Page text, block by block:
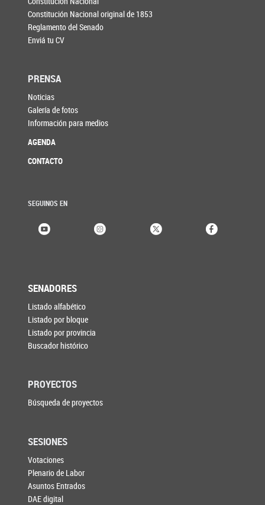
Constitución Nacional original de 1853
Reglamento del Senado
Enviá tu CV
PRENSA
Noticias
Galería de fotos
Información para medios
AGENDA
CONTACTO
SEGUINOS EN
SENADORES
Listado alfabético
Listado por bloque
Listado por provincia
Buscador histórico
PROYECTOS
Búsqueda de proyectos
SESIONES
Votaciones
Plenario de Labor
Asuntos Entrados
DAE digital